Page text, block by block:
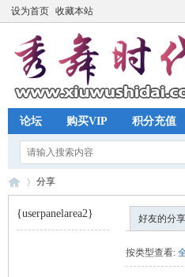
设为首页 收藏本站
论坛 购买VIP 积分充值
分享
{userpanelarea2} 好友的分享
按类型查看: